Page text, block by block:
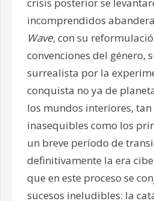
incomprendidos
Wave, con su
convenciones del género,
surrealista por la
conquista no ya de
los mundos interiores,
inasequibles como los
un breve período de
definitivamente la era
que en este proceso se
sucesos ineludibles: la